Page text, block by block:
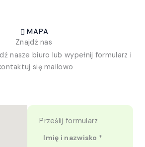
MAPA
Znajdź nas
nasze biuro lub wypełnij formularz i
się mailowo
Prześlij formularz
Imię i nazwisko *